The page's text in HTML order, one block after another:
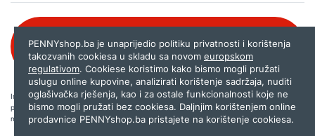
080 020 261
Internet trgovina PENNYshop.ba nastoji objavljivati samo provjerene i pravilne
podatke. Ako na našoj stranici otkrijete neistinite, odnosno neadekvatne informacije,
molimo vas da nam to javite nashop@pennyplus.com .
PENNYshop.ba je unaprijedio politiku privatnosti i korištenja
takozvanih cookiesa u skladu sa novom europskom
regulativom. Cookiese koristimo kako bismo mogli pružati
uslugu online kupovine, analizirati korištenje sadržaja, nuditi
oglašivačka rješenja, kao i za ostale funkcionalnosti koje ne
bismo mogli pružati bez cookiesa. Daljnjim korištenjem online
prodavnice PENNYshop.ba pristajete na korištenje cookiesa.